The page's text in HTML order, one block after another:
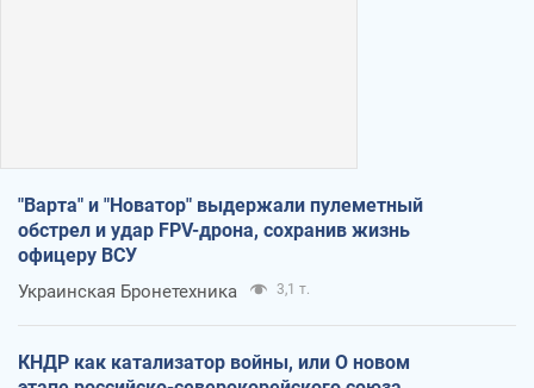
"Варта" и "Новатор" выдержали пулеметный
обстрел и удар FPV-дрона, сохранив жизнь
офицеру ВСУ
Украинская Бронетехника 3,1 т.
КНДР как катализатор войны, или О новом